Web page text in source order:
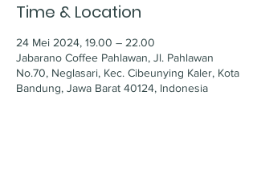
Time & Location
24 Mei 2024, 19.00 – 22.00
Jabarano Coffee Pahlawan, Jl. Pahlawan
No.70, Neglasari, Kec. Cibeunying Kaler, Kota
Bandung, Jawa Barat 40124, Indonesia